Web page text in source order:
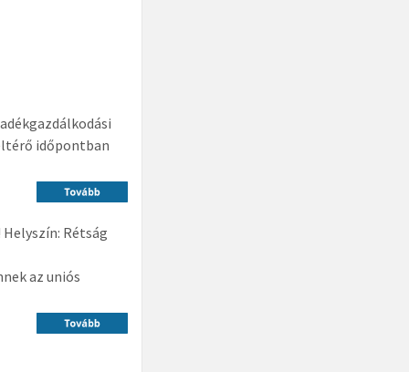
időpontban
Rétság
az uniós